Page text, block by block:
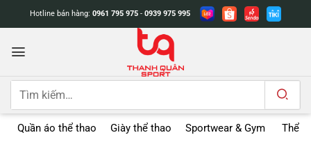
dung
Hotline bán hàng: 0961 795 975 - 0939 975 995
Tìm
Quần áo thể thao Giày thể thao Sportwear & Gym Thể